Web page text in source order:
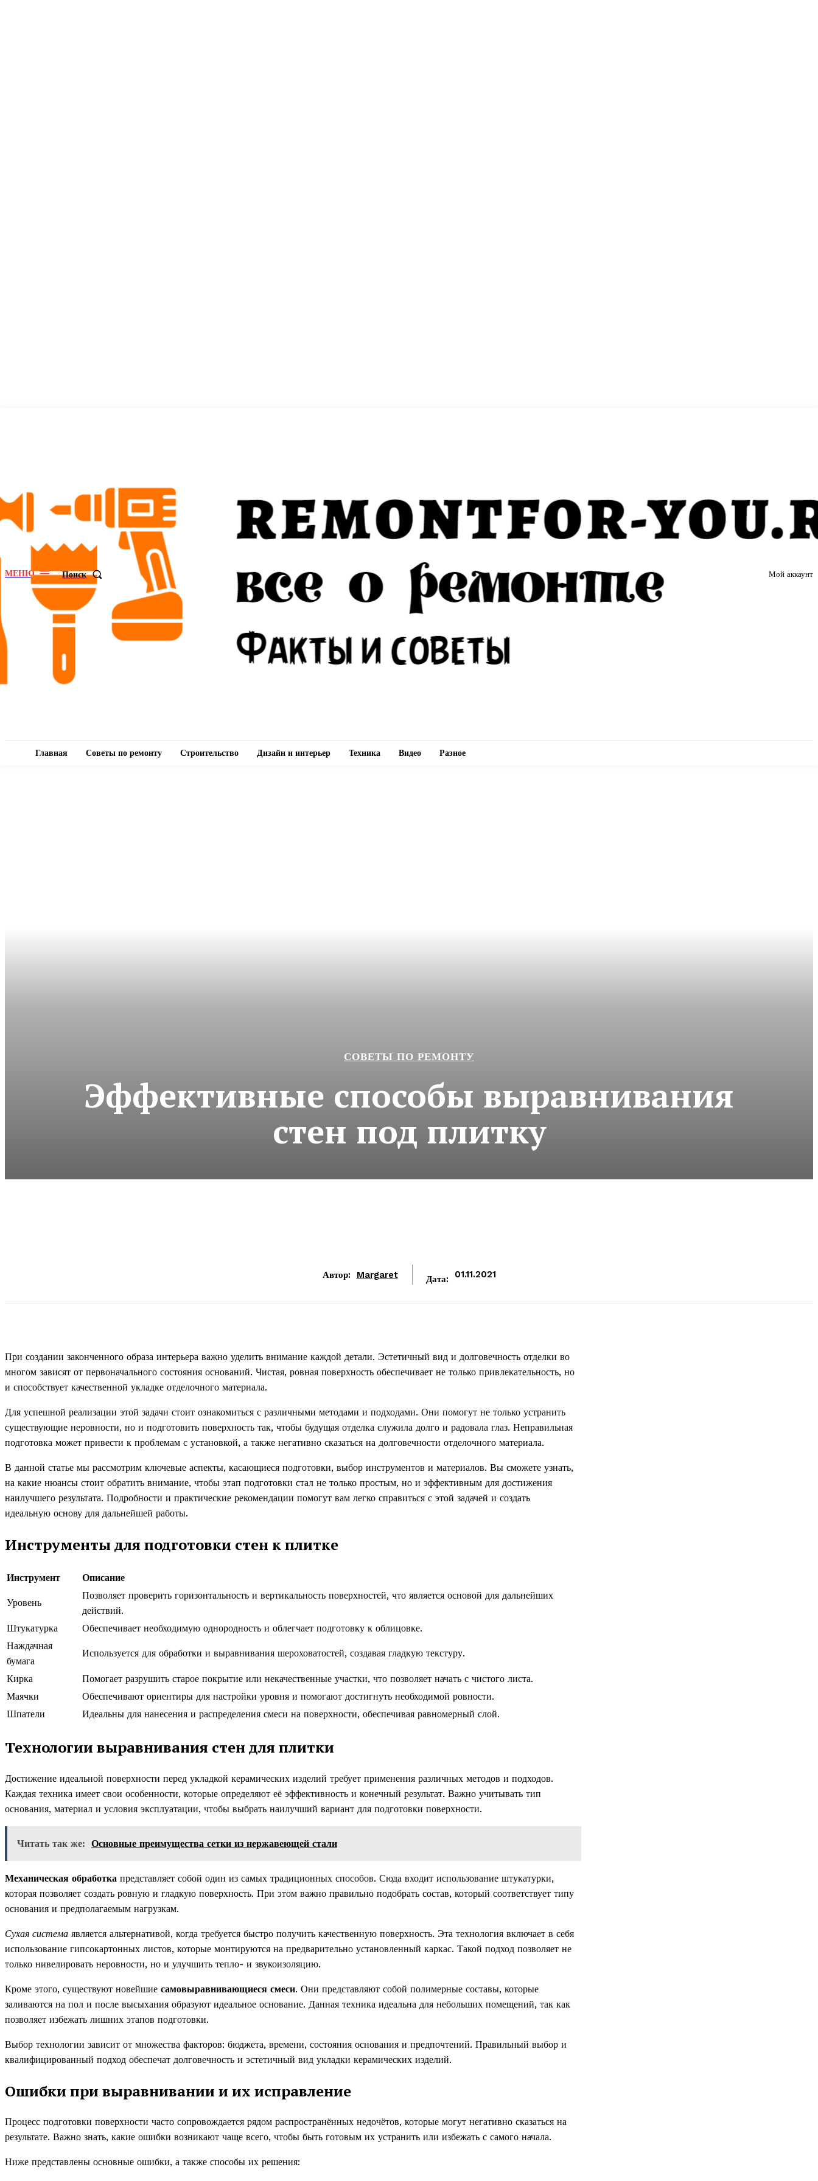
МЕНЮ Поиск Мой аккаунт
Главная Советы по ремонту Строительство Дизайн и интерьер Техника Видео Разное
СОВЕТЫ ПО РЕМОНТУ
Эффективные способы выравнивания
стен под плитку
Автор: Margaret Дата: 01.11.2021
При создании законченного образа интерьера важно уделить внимание каждой детали. Эстетичный вид и долговечность отделки во
многом зависят от первоначального состояния оснований. Чистая, ровная поверхность обеспечивает не только привлекательность, но
и способствует качественной укладке отделочного материала.
Для успешной реализации этой задачи стоит ознакомиться с различными методами и подходами. Они помогут не только устранить
существующие неровности, но и подготовить поверхность так, чтобы будущая отделка служила долго и радовала глаз. Неправильная
подготовка может привести к проблемам с установкой, а также негативно сказаться на долговечности отделочного материала.
В данной статье мы рассмотрим ключевые аспекты, касающиеся подготовки, выбор инструментов и материалов. Вы сможете узнать,
на какие нюансы стоит обратить внимание, чтобы этап подготовки стал не только простым, но и эффективным для достижения
наилучшего результата. Подробности и практические рекомендации помогут вам легко справиться с этой задачей и создать
идеальную основу для дальнейшей работы.
Инструменты для подготовки стен к плитке
Инструмент Описание
Уровень
Позволяет проверить горизонтальность и вертикальность поверхностей, что является основой для дальнейших
действий.
Штукатурка
Обеспечивает необходимую однородность и облегчает подготовку к облицовке.
Наждачная
бумага
Используется для обработки и выравнивания шероховатостей, создавая гладкую текстуру.
Кирка
Помогает разрушить старое покрытие или некачественные участки, что позволяет начать с чистого листа.
Маячки
Обеспечивают ориентиры для настройки уровня и помогают достигнуть необходимой ровности.
Шпатели
Идеальны для нанесения и распределения смеси на поверхности, обеспечивая равномерный слой.
Технологии выравнивания стен для плитки
Достижение идеальной поверхности перед укладкой керамических изделий требует применения различных методов и подходов.
Каждая техника имеет свои особенности, которые определяют её эффективность и конечный результат. Важно учитывать тип
основания, материал и условия эксплуатации, чтобы выбрать наилучший вариант для подготовки поверхности.
Читать так же: Основные преимущества сетки из нержавеющей стали
Механическая обработка представляет собой один из самых традиционных способов. Сюда входит использование штукатурки,
которая позволяет создать ровную и гладкую поверхность. При этом важно правильно подобрать состав, который соответствует типу
основания и предполагаемым нагрузкам.
Сухая система является альтернативой, когда требуется быстро получить качественную поверхность. Эта технология включает в себя
использование гипсокартонных листов, которые монтируются на предварительно установленный каркас. Такой подход позволяет не
только нивелировать неровности, но и улучшить тепло- и звукоизоляцию.
Кроме этого, существуют новейшие самовыравнивающиеся смеси. Они представляют собой полимерные составы, которые
заливаются на пол и после высыхания образуют идеальное основание. Данная техника идеальна для небольших помещений, так как
позволяет избежать лишних этапов подготовки.
Выбор технологии зависит от множества факторов: бюджета, времени, состояния основания и предпочтений. Правильный выбор и
квалифицированный подход обеспечат долговечность и эстетичный вид укладки керамических изделий.
Ошибки при выравнивании и их исправление
Процесс подготовки поверхности часто сопровождается рядом распространённых недочётов, которые могут негативно сказаться на
результате. Важно знать, какие ошибки возникают чаще всего, чтобы быть готовым их устранить или избежать с самого начала.
Ниже представлены основные ошибки, а также способы их решения: